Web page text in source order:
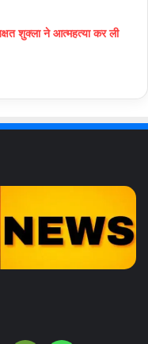
शुक्ला ने आत्महत्या कर ली